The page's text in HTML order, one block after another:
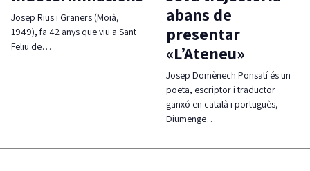
Josep Rius i Graners (Moià,
1949), fa 42 anys que viu a Sant
Feliu de…
abans de
presentar
«L’Ateneu»
Josep Domènech Ponsatí és un
poeta, escriptor i traductor
ganxó en català i portuguès,
Diumenge…